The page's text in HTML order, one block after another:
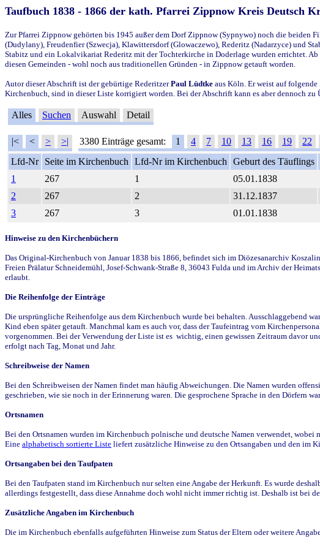
Taufbuch 1838 - 1866 der kath. Pfarrei Zippnow Kreis Deutsch
Zur Pfarrei Zippnow gehörten bis 1945 außer dem Dorf Zippnow (Sypnywo) noch die beiden
(Dudylany), Freudenfier (Szwecja), Klawittersdorf (Glowaczewo), Rederitz (Nadarzyce) und
Stabitz und ein Lokalvikariat Rederitz mit der Tochterkirche in Doderlage wurden errichtet.
diesen Gemeinden - wohl noch aus traditionellen Gründen - in Zippnow getauft worden.
Autor dieser Abschrift ist der gebürtige RederitzerPaul Lüdtke aus Köln. Er weist auf
Kirchenbuch, sind in dieser Liste korrigiert worden. Bei der Abschrift kann es aber dennoch
Alles Suchen Auswahl Detail
|< < > >| 3380 Einträge gesamt: 1 4 7 10 13 16 19 22
Lfd-Nr
Seite im Kirchenbuch Lfd-Nr im Kirchenbuch Geburt des Täuflings
1
267 1 05.01.1838
2
267 2 31.12.1837
3
267 3 01.01.1838
Hinweise zu den Kirchenbüchern
Das Original-Kirchenbuch von Januar 1838 bis 1866, befindet sich im Diözesanarchiv
Freien Prälatur Schneidemühl, Josef-Schwank-Straße 8, 36043 Fulda und im Archiv der
erlaubt.
Die Reihenfolge der Einträge
Die ursprüngliche Reihenfolge aus dem Kirchenbuch wurde bei behalten. Ausschlaggebend
Kind eben später getauft. Manchmal kam es auch vor, dass der Taufeintrag vom
vorgenommen. Bei der Verwendung der Liste ist es wichtig, einen gewissen Zeitraum davor
erfolgt nach Tag, Monat und Jahr.
Schreibweise der Namen
Bei den Schreibweisen der Namen findet man häufig Abweichungen. Die Namen wurden
geschrieben, wie sie noch in der Erinnerung waren. Die gesprochene Sprache in den Dörfern
Ortsnamen
Bei den Ortsnamen wurden im Kirchenbuch polnische und deutsche Namen verwendet,
Eine alphabetisch sortierte Liste liefert zusätzliche Hinweise zu den Ortsangaben und den im
Ortsangaben bei den Taufpaten
Bei den Taufpaten stand im Kirchenbuch nur selten eine Angabe der Herkunft. Es wurde
allerdings festgestellt, dass diese Annahme doch wohl nicht immer richtig ist. Deshalb ist bei
Zusätzliche Angaben im Kirchenbuch
Die im Kirchenbuch ebenfalls aufgeführten Hinweise zum Status der Eltern oder weitere